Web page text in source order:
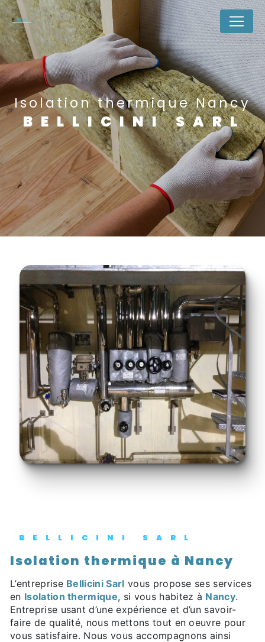
Isolation thermique Nancy
BELLICINI SARL
BELLICINI SARL
Isolation thermique à Nancy
L’entreprise Bellicini Sarl vous propose ses services
en Isolation thermique, si vous habitez à Nancy.
Entreprise usant d’une expérience et d’un savoir-
faire de qualité, nous mettons tout en oeuvre pour
vous satisfaire. Nous vous accompagnons ainsi
Panneau de gestion des cookies